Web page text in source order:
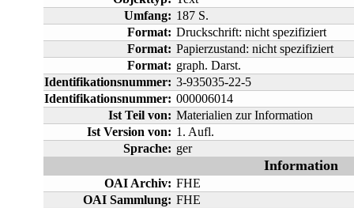
Umfang: 187 S.
Format: Druckschrift: nicht spezifiziert
Format: Papierzustand: nicht spezifiziert
Format: graph. Darst.
Identifikationsnummer: 3-935035-22-5
Identifikationsnummer: 000006014
Ist Teil von: Materialien zur Information
Ist Version von: 1. Aufl.
Sprache: ger
Information
OAI Archiv: FHE
OAI Sammlung: FHE